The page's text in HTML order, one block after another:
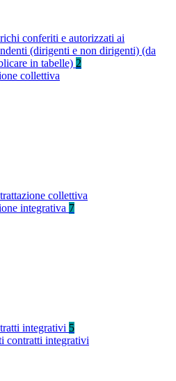
conferiti e autorizzati ai
(dirigenti e non dirigenti) (da
in tabelle) 2
collettiva
collettiva
integrativa 7
integrativi 5
contratti integrativi